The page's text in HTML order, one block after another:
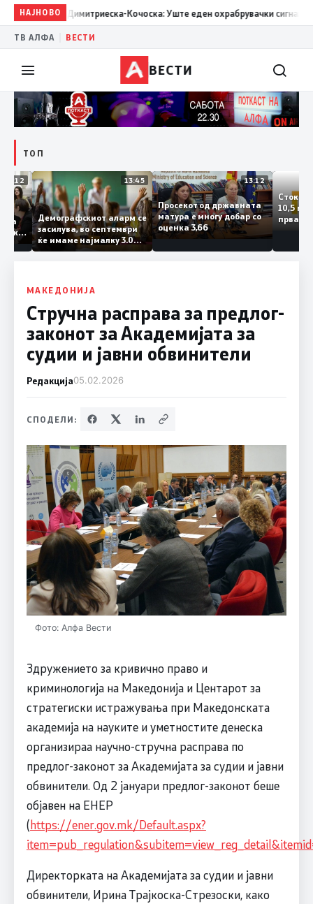
НАЈНОВО
13:03Димитриеска-Кочоска: Уште еден охрабрувачки сигнал за
ТВ АЛФА ВЕСТИ
ВЕСТИ
ТОП
14:12
Паланка
на
13:45
Демографскиот аларм се
засилува, во септември
ќе имаме најмалку 3.000
првачиња помалку
13:12
Просекот од државната
матура е многу добар со
оценка 3,66
МАКЕДОНИЈА
Стручна расправа за предлог-
законот за Академијата за
судии и јавни обвинители
Редакција05.02.2026
СПОДЕЛИ:
Фото: Алфа Вести
Здружението за кривично право и
криминологија на Македонија и Центарот за
стратегиски истражувања при Македонската
академија на науките и уметностите денеска
организираа научно-стручна расправа по
предлог-законот за Академијата за судии и јавни
обвинители. Од 2 јануари предлог-законот беше
објавен на ЕНЕР
(https://ener.gov.mk/Default.aspx?
Директорката на Академијата за судии и јавни
обвинители, Ирина Трајкоска-Стрезоски, како